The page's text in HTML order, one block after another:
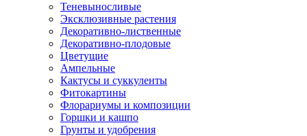
Теневыносливые
Эксклюзивные растения
Декоративно-лиственные
Декоративно-плодовые
Цветущие
Ампельные
Кактусы и суккуленты
Фитокартины
Флорариумы и композиции
Горшки и кашпо
Грунты и удобрения